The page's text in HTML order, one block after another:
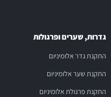
גדרות, שערים ופרגולות
התקנת גדר אלומיניום
התקנת שער אלומיניום
התקנת פרגולת אלומיניום